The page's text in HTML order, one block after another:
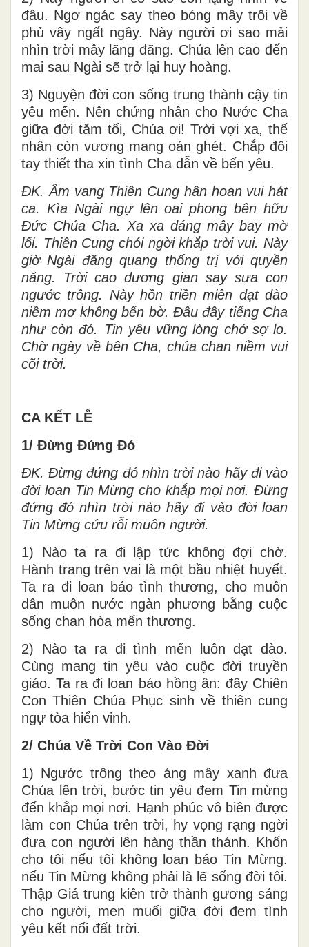
đâu. Ngơ ngác say theo bóng mây trôi về
phủ vây ngất ngây. Này người ơi sao mải
nhìn trời mây lãng đãng. Chúa lên cao đến
mai sau Ngài sẽ trở lại huy hoàng.
3) Nguyện đời con sống trung thành cậy tin
yêu mến. Nên chứng nhân cho Nước Cha
giữa đời tăm tối, Chúa ơi! Trời vợi xa, thế
nhân còn vương mang oán ghét. Chắp đôi
tay thiết tha xin tình Cha dẫn về bến yêu.
ĐK. Âm vang Thiên Cung hân hoan vui hát
ca. Kìa Ngài ngự lên oai phong bên hữu
Đức Chúa Cha. Xa xa dáng mây bay mờ
lối. Thiên Cung chói ngời khắp trời vui. Này
giờ Ngài đăng quang thống trị với quyền
năng. Trời cao dương gian say sưa con
ngước trông. Này hồn triền miên dạt dào
niềm mơ không bến bờ. Đâu đây tiếng Cha
như còn đó. Tin yêu vững lòng chớ sợ lo.
Chờ ngày về bên Cha, chúa chan niềm vui
cõi trời.
CA KẾT LỄ
1/ Đừng Đứng Đó
ĐK. Đừng đứng đó nhìn trời nào hãy đi vào
đời loan Tin Mừng cho khắp mọi nơi. Đừng
đứng đó nhìn trời nào hãy đi vào đời loan
Tin Mừng cứu rỗi muôn người.
1) Nào ta ra đi lập tức không đợi chờ.
Hành trang trên vai là một bầu nhiệt huyết.
Ta ra đi loan báo tình thương, cho muôn
dân muôn nước ngàn phương bằng cuộc
sống chan hòa mến thương.
2) Nào ta ra đi tình mến luôn dạt dào.
Cùng mang tin yêu vào cuộc đời truyền
giáo. Ta ra đi loan báo hồng ân: đây Chiên
Con Thiên Chúa Phục sinh về thiên cung
ngự tòa hiển vinh.
2/ Chúa Về Trời Con Vào Đời
1) Ngước trông theo áng mây xanh đưa
Chúa lên trời, bước tin yêu đem Tin mừng
đến khắp mọi nơi. Hạnh phúc vô biên được
làm con Chúa trên trời, hy vọng rạng ngời
đưa con người lên hàng thần thánh. Khốn
cho tôi nếu tôi không loan báo Tin Mừng.
nếu Tin Mừng không phải là lẽ sống đời tôi.
Thập Giá trung kiên trở thành gương sáng
cho người, men muối giữa đời đem tình
yêu kết nối đất trời.